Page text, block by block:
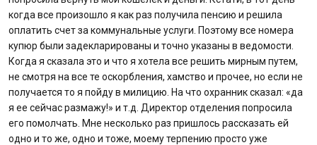
когда все произошло я как раз получила пенсию и решила
оплатить счет за коммунальные услуги. Поэтому все номера
купюр были задекларированы и точно указаны в ведомости.
Когда я сказала это и что я хотела все решить мирным путем,
не смотря на все те оскорбления, хамство и прочее, но если не
получается то я пойду в милицию. На что охранник сказал: «да
я ее сейчас размажу!» и т.д. Директор отделения попросила
его помолчать. Мне несколько раз пришлось рассказать ей
одно и то же, одно и тоже, моему терпению просто уже